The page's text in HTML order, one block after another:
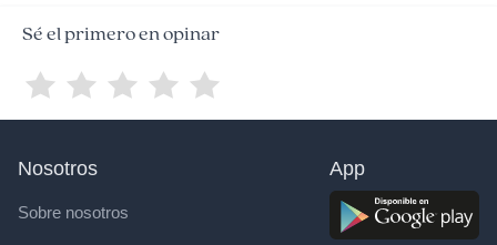
Sé el primero en opinar
Nosotros
Sobre nosotros
App